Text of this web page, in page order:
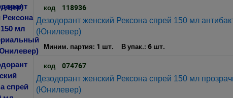
код 118936
Дезодорант женский Рексона спрей 150 мл
(Юнилевер)
Миним. партия: 1 шт. В упак.: 6 шт.
код 074767
Дезодорант женский Рексона спрей 150 мл
(Юнилевер)